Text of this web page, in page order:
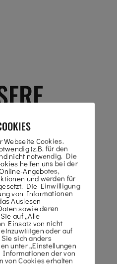
Webseite Cookies.
(z.B. für den
nicht notwendig. Die
helfen uns bei der
Angebotes,
und werden für
Die Einwilligung
von Informationen
Auslesen
sowie deren
auf „Alle
Einsatz von nicht
oder auf
Sie sich anders
unter „Einstellungen
der von
von Cookies erhalten